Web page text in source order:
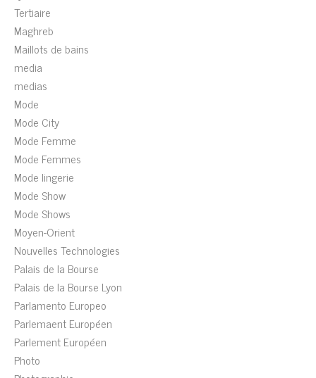
Tertiaire
Maghreb
Maillots de bains
media
medias
Mode
Mode City
Mode Femme
Mode Femmes
Mode lingerie
Mode Show
Mode Shows
Moyen-Orient
Nouvelles Technologies
Palais de la Bourse
Palais de la Bourse Lyon
Parlamento Europeo
Parlemaent Européen
Parlement Européen
Photo